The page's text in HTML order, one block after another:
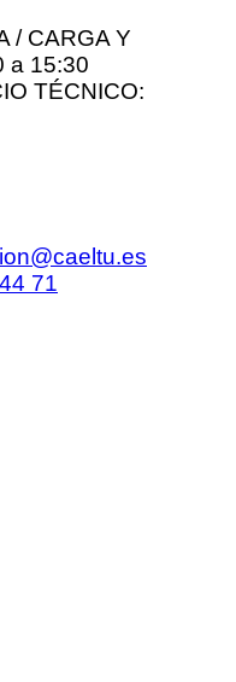
/ CARGA Y
a 15:30
TÉCNICO:
71